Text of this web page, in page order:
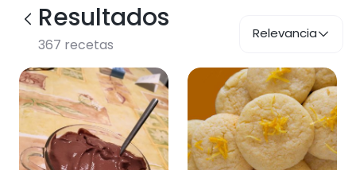
Resultados
367 recetas
Relevancia